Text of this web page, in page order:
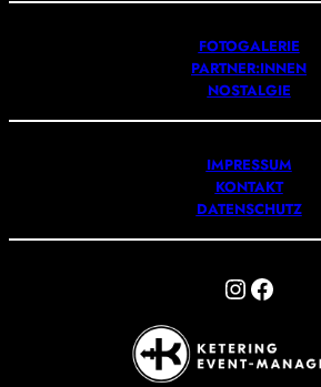
FOTOGALERIE
PARTNER:INNEN
NOSTALGIE
IMPRESSUM
KONTAKT
DATENSCHUTZ
Instagram Facebook